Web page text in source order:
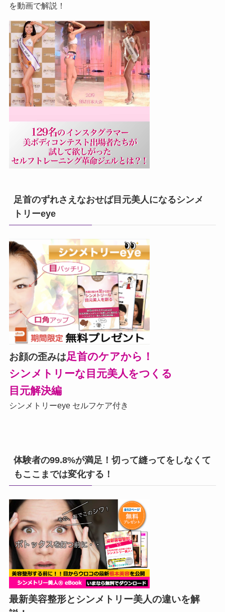
を動画で解説！
足首のずれさえなおせば目元美人になるシンメ
トリーeye
お顔の歪みは足首のケアから！
シンメトリーな目元美人をつくる
目元解決編
シンメトリーeye セルフケア付き
体験者の99.8%が満足！切って縫ってをしなくて
もここまでは変化する！
最新美容整形とシンメトリー美人の違いを解